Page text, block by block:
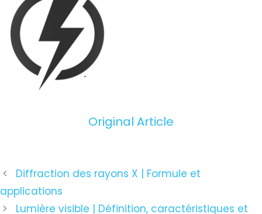
Original Article
Navigation
des
articles
Diffraction des rayons X | Formule et
applications
Lumière visible | Définition, caractéristiques et